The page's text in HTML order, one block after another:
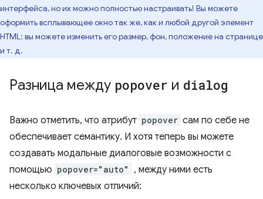
интерфейса, но их можно полностью настраивать! Вы можете
оформить всплывающее окно так же, как и любой другой элемент
HTML: вы можете изменить его размер, фон, положение на странице
и т. д.
Разница между popover и dialog
Важно отметить, что атрибут popover сам по себе не
обеспечивает семантику. И хотя теперь вы можете
создавать модальные диалоговые возможности с
помощью popover="auto"
, между ними есть
несколько ключевых отличий: